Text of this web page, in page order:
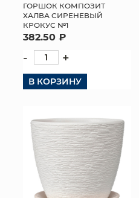
ГОРШОК КОМПОЗИТ
ХАЛВА СИРЕНЕВЫЙ
КРОКУС №1
382.50 ₽
- +
В КОРЗИНУ